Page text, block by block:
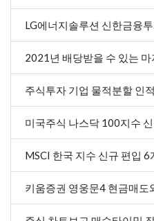
LG에너지솔루션 신한금융
2021년 배당받을 수 있는
주식투자 기업 물적분할 인
미국주식 나스닥 100지수
MSCI 한국 지수 신규 편입 6
키움증권 영웅문4 현금매도